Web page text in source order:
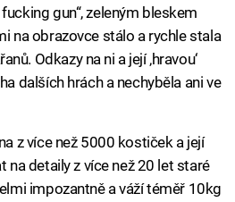
gun“, zeleným bleskem
na obrazovce stálo a rychle stala
Odkazy na ni a její ‚hravou‘
dalších hrách a nechyběla ani ve
z více než 5000 kostiček a její
na detaily z více než 20 let staré
impozantně a váží téměř 10kg